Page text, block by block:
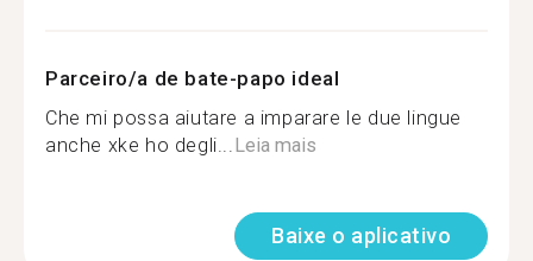
Parceiro/a de bate-papo ideal
Che mi possa aiutare a imparare le due lingue
anche xke ho degli...Leia mais
Baixe o aplicativo